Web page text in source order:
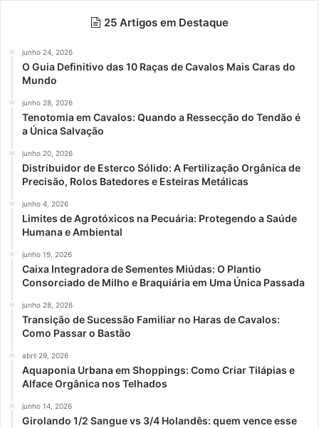
25 Artigos em Destaque
junho 24, 2026
O Guia Definitivo das 10 Raças de Cavalos Mais Caras do
Mundo
junho 28, 2026
Tenotomia em Cavalos: Quando a Ressecção do Tendão é
a Única Salvação
junho 20, 2026
Distribuidor de Esterco Sólido: A Fertilização Orgânica de
Precisão, Rolos Batedores e Esteiras Metálicas
junho 4, 2026
Limites de Agrotóxicos na Pecuária: Protegendo a Saúde
Humana e Ambiental
junho 19, 2026
Caixa Integradora de Sementes Miúdas: O Plantio
Consorciado de Milho e Braquiária em Uma Única Passada
junho 28, 2026
Transição de Sucessão Familiar no Haras de Cavalos:
Como Passar o Bastão
abril 29, 2026
Aquaponia Urbana em Shoppings: Como Criar Tilápias e
Alface Orgânica nos Telhados
junho 14, 2026
Girolando 1/2 Sangue vs 3/4 Holandês: quem vence esse